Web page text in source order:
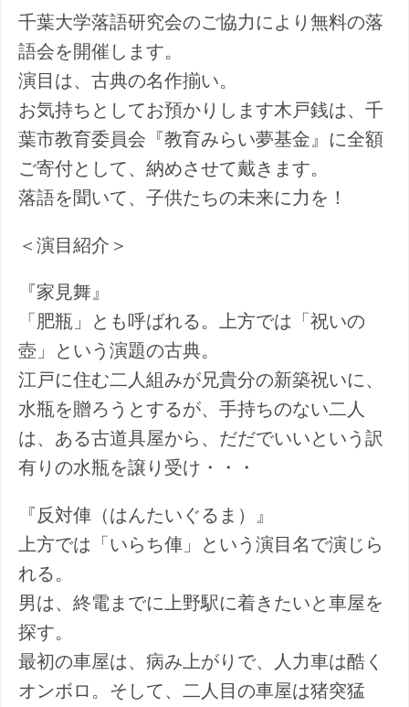
千葉大学落語研究会のご協力により無料の落
語会を開催します。
演目は、古典の名作揃い。
お気持ちとしてお預かりします木戸銭は、千
葉市教育委員会『教育みらい夢基金』に全額
ご寄付として、納めさせて戴きます。
落語を聞いて、子供たちの未来に力を！
＜演目紹介＞
『家見舞』
「肥瓶」とも呼ばれる。上方では「祝いの
壺」という演題の古典。
江戸に住む二人組みが兄貴分の新築祝いに、
水瓶を贈ろうとするが、手持ちのない二人
は、ある古道具屋から、だだでいいという訳
有りの水瓶を譲り受け・・・
『反対俥（はんたいぐるま）』
上方では「いらち俥」という演目名で演じら
れる。
男は、終電までに上野駅に着きたいと車屋を
探す。
最初の車屋は、病み上がりで、人力車は酷く
オンボロ。そして、二人目の車屋は猪突猛